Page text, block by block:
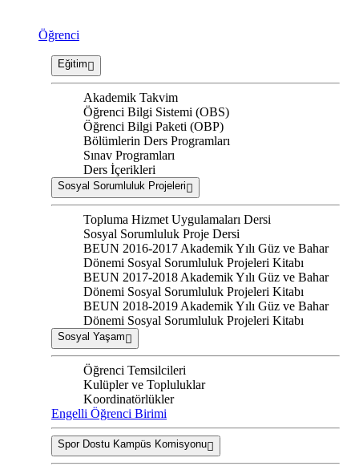
Öğrenci
Eğitim
Akademik Takvim
Öğrenci Bilgi Sistemi (OBS)
Öğrenci Bilgi Paketi (OBP)
Bölümlerin Ders Programları
Sınav Programları
Ders İçerikleri
Sosyal Sorumluluk Projeleri
Topluma Hizmet Uygulamaları Dersi
Sosyal Sorumluluk Proje Dersi
BEUN 2016-2017 Akademik Yılı Güz ve Bahar
Dönemi Sosyal Sorumluluk Projeleri Kitabı
BEUN 2017-2018 Akademik Yılı Güz ve Bahar
Dönemi Sosyal Sorumluluk Projeleri Kitabı
BEUN 2018-2019 Akademik Yılı Güz ve Bahar
Dönemi Sosyal Sorumluluk Projeleri Kitabı
Sosyal Yaşam
Öğrenci Temsilcileri
Kulüpler ve Topluluklar
Koordinatörlükler
Engelli Öğrenci Birimi
Spor Dostu Kampüs Komisyonu